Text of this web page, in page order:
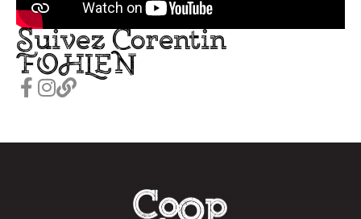
Suivez Corentin
FOHLEN